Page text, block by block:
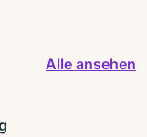
Alle ansehen